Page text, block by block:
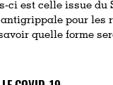
ci est celle issue du
pour les
quelle forme